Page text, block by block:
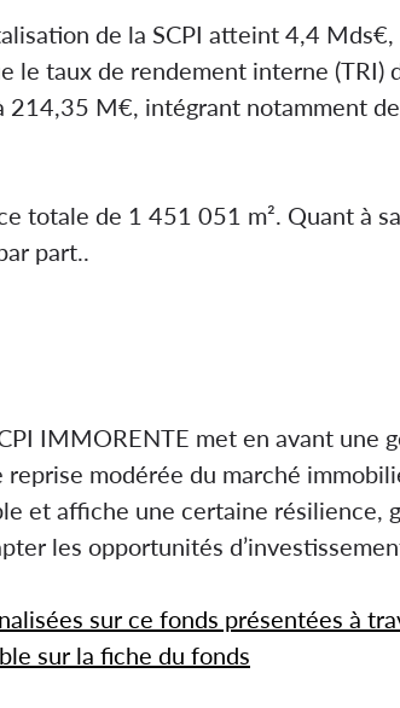
de la SCPI atteint 4,4
le taux de rendement interne (TRI)
214,35 M€, intégrant notamment
totale de 1 451 051 m². Quant à
part.​.
IMMORENTE met en avant une
modérée du marché
et affiche une certaine résilience,
les opportunités
sur ce fonds présentées à
sur la fiche du fonds